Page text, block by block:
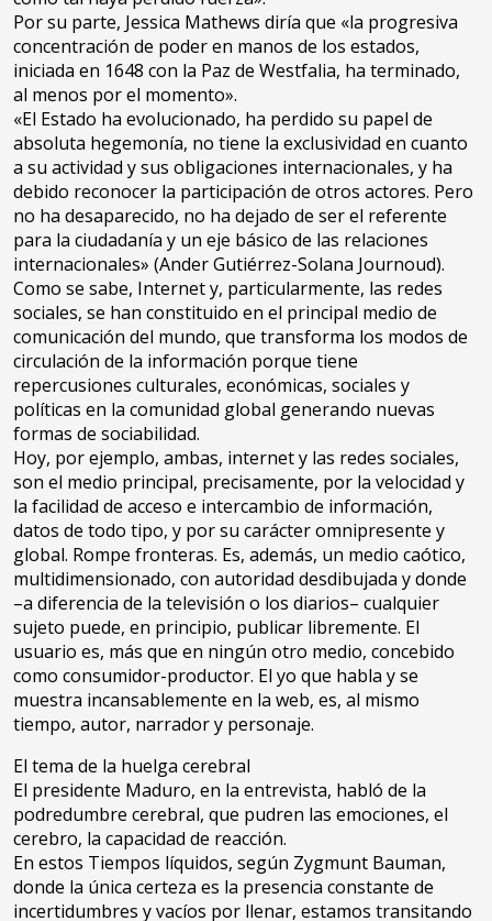
Por su parte, Jessica Mathews diría que «la progresiva
concentración de poder en manos de los estados,
iniciada en 1648 con la Paz de Westfalia, ha terminado,
al menos por el momento».
«El Estado ha evolucionado, ha perdido su papel de
absoluta hegemonía, no tiene la exclusividad en cuanto
a su actividad y sus obligaciones internacionales, y ha
debido reconocer la participación de otros actores. Pero
no ha desaparecido, no ha dejado de ser el referente
para la ciudadanía y un eje básico de las relaciones
internacionales» (Ander Gutiérrez-Solana Journoud).
Como se sabe, Internet y, particularmente, las redes
sociales, se han constituido en el principal medio de
comunicación del mundo, que transforma los modos de
circulación de la información porque tiene
repercusiones culturales, económicas, sociales y
políticas en la comunidad global generando nuevas
formas de sociabilidad.
Hoy, por ejemplo, ambas, internet y las redes sociales,
son el medio principal, precisamente, por la velocidad y
la facilidad de acceso e intercambio de información,
datos de todo tipo, y por su carácter omnipresente y
global. Rompe fronteras. Es, además, un medio caótico,
multidimensionado, con autoridad desdibujada y donde
–a diferencia de la televisión o los diarios– cualquier
sujeto puede, en principio, publicar libremente. El
usuario es, más que en ningún otro medio, concebido
como consumidor-productor. El yo que habla y se
muestra incansablemente en la web, es, al mismo
tiempo, autor, narrador y personaje.
El tema de la huelga cerebral
El presidente Maduro, en la entrevista, habló de la
podredumbre cerebral, que pudren las emociones, el
cerebro, la capacidad de reacción.
En estos Tiempos líquidos, según Zygmunt Bauman,
donde la única certeza es la presencia constante de
incertidumbres y vacíos por llenar, estamos transitando